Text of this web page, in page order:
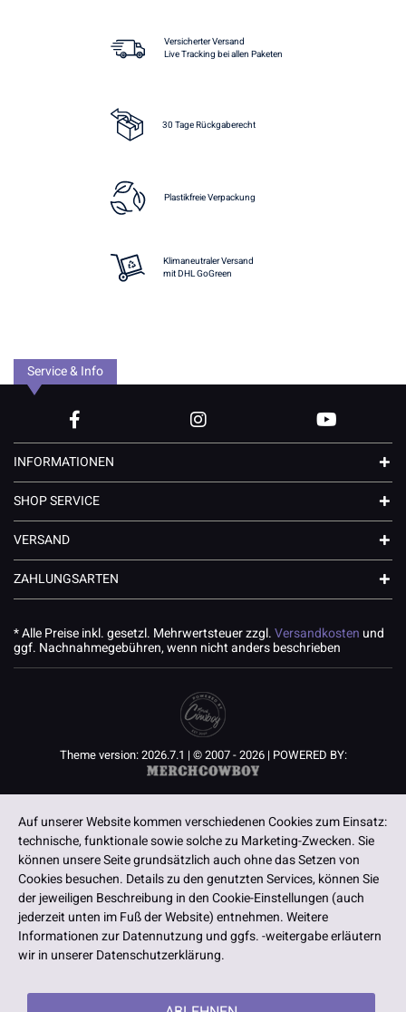
Versicherter Versand
Live Tracking bei allen Paketen
30 Tage Rückgaberecht
Plastikfreie Verpackung
Klimaneutraler Versand
mit DHL GoGreen
Service & Info
INFORMATIONEN
SHOP SERVICE
VERSAND
ZAHLUNGSARTEN
* Alle Preise inkl. gesetzl. Mehrwertsteuer zzgl.Versandkosten und
ggf. Nachnahmegebühren, wenn nicht anders beschrieben
Theme version: 2026.7.1 | © 2007 - 2026 | POWERED BY:
Auf unserer Website kommen verschiedenen Cookies zum Einsatz:
technische, funktionale sowie solche zu Marketing-Zwecken. Sie
können unsere Seite grundsätzlich auch ohne das Setzen von
Cookies besuchen. Details zu den genutzten Services, können Sie
der jeweiligen Beschreibung in den Cookie-Einstellungen (auch
jederzeit unten im Fuß der Website) entnehmen. Weitere
Informationen zur Datennutzung und ggfs. -weitergabe erläutern
wir in unserer Datenschutzerklärung.